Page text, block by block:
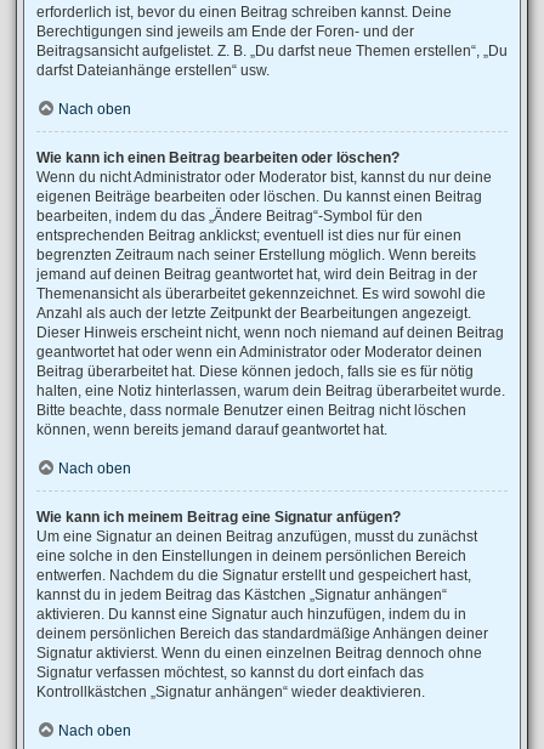
erforderlich ist, bevor du einen Beitrag schreiben kannst. Deine
Berechtigungen sind jeweils am Ende der Foren- und der
Beitragsansicht aufgelistet. Z. B. „Du darfst neue Themen erstellen“, „Du
darfst Dateianhänge erstellen“ usw.
Nach oben
Wie kann ich einen Beitrag bearbeiten oder löschen?
Wenn du nicht Administrator oder Moderator bist, kannst du nur deine
eigenen Beiträge bearbeiten oder löschen. Du kannst einen Beitrag
bearbeiten, indem du das „Ändere Beitrag“-Symbol für den
entsprechenden Beitrag anklickst; eventuell ist dies nur für einen
begrenzten Zeitraum nach seiner Erstellung möglich. Wenn bereits
jemand auf deinen Beitrag geantwortet hat, wird dein Beitrag in der
Themenansicht als überarbeitet gekennzeichnet. Es wird sowohl die
Anzahl als auch der letzte Zeitpunkt der Bearbeitungen angezeigt.
Dieser Hinweis erscheint nicht, wenn noch niemand auf deinen Beitrag
geantwortet hat oder wenn ein Administrator oder Moderator deinen
Beitrag überarbeitet hat. Diese können jedoch, falls sie es für nötig
halten, eine Notiz hinterlassen, warum dein Beitrag überarbeitet wurde.
Bitte beachte, dass normale Benutzer einen Beitrag nicht löschen
können, wenn bereits jemand darauf geantwortet hat.
Nach oben
Wie kann ich meinem Beitrag eine Signatur anfügen?
Um eine Signatur an deinen Beitrag anzufügen, musst du zunächst
eine solche in den Einstellungen in deinem persönlichen Bereich
entwerfen. Nachdem du die Signatur erstellt und gespeichert hast,
kannst du in jedem Beitrag das Kästchen „Signatur anhängen“
aktivieren. Du kannst eine Signatur auch hinzufügen, indem du in
deinem persönlichen Bereich das standardmäßige Anhängen deiner
Signatur aktivierst. Wenn du einen einzelnen Beitrag dennoch ohne
Signatur verfassen möchtest, so kannst du dort einfach das
Kontrollkästchen „Signatur anhängen“ wieder deaktivieren.
Nach oben